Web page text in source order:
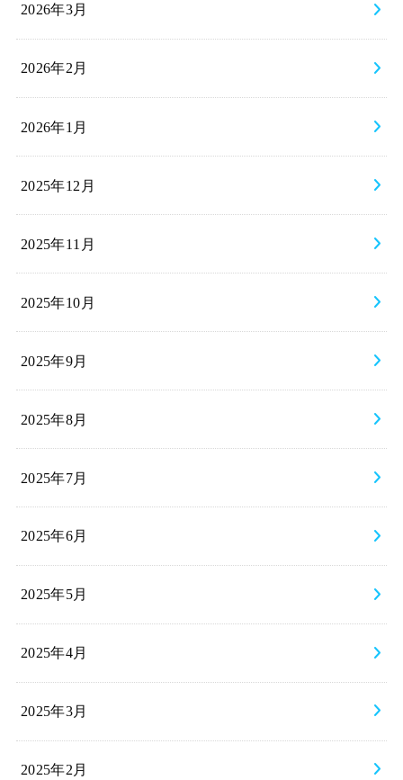
2026年3月
2026年2月
2026年1月
2025年12月
2025年11月
2025年10月
2025年9月
2025年8月
2025年7月
2025年6月
2025年5月
2025年4月
2025年3月
2025年2月